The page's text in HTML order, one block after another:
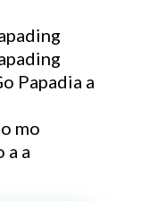
Papadia a
mo
a a